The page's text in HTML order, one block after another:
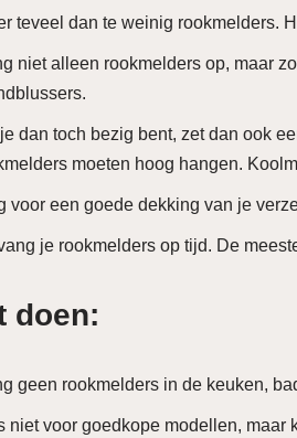
teveel dan te weinig rookmelders.
niet alleen rookmelders op, maar
dan toch bezig bent, zet dan ook
moeten hoog hangen.
voor een goede dekking van je
je rookmelders op tijd. De
doen:
geen rookmelders in de keuken,
niet voor goedkope modellen, maar